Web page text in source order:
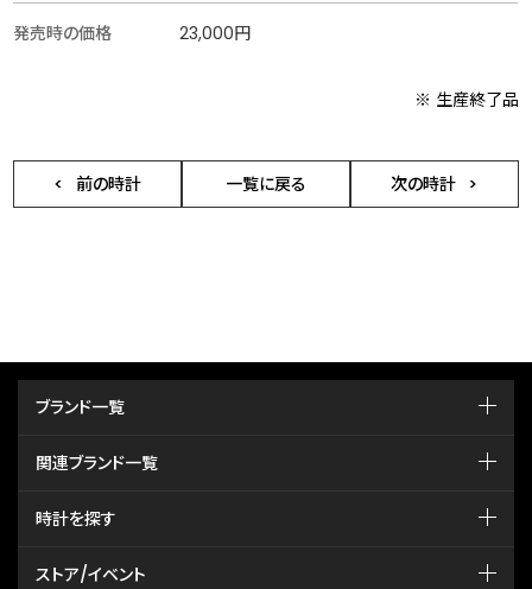
発売時の価格 23,000円
※ 生産終了品
前の時計 一覧に戻る 次の時計
ブランド一覧
関連ブランド一覧
時計を探す
ストア/イベント